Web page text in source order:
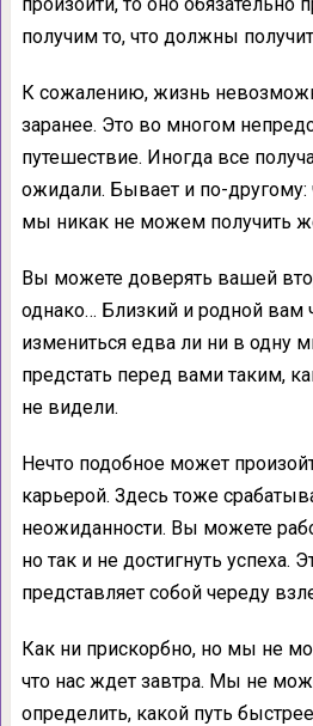
получим то, что должны
К сожалению, жизнь
заранее. Это во многом
путешествие. Иногда все
ожидали. Бывает и по-
мы никак не можем получить
Вы можете доверять вашей
однако… Близкий и родной вам
измениться едва ли ни в одну
предстать перед вами таким,
не видели.
Нечто подобное может
карьерой. Здесь тоже
неожиданности. Вы можете
но так и не достигнуть успеха.
представляет собой череду
Как ни прискорбно, но мы не
что нас ждет завтра. Мы не
определить, какой путь